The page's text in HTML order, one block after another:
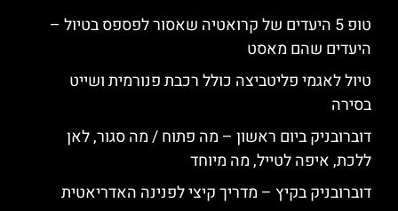
טופ 5 היעדים של קרואטיה שאסור לפספס בטיול –
היעדים שהם מאסט
טיול לאגמי פליטביצה כולל רכבת פנורמית ושייט
בסירה
דוברובניק ביום ראשון – מה פתוח / מה סגור, לאן
ללכת, איפה לטייל, מה מיוחד
דוברובניק בקיץ – מדריך קיצי לפנינה האדריאטית